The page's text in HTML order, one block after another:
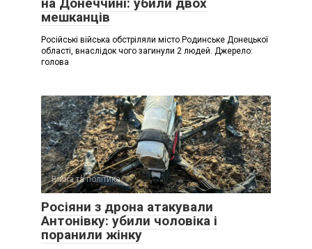
на Донеччині: убили двох
мешканців
Російські війська обстріляли місто Родинське Донецької
області, внаслідок чого загинули 2 людей. Джерело:
голова
Війна та політика
Росіяни з дрона атакували
Антонівку: убили чоловіка і
поранили жінку